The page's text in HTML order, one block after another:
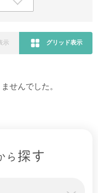
示 グリッド表示
せんでした。
ら 探す